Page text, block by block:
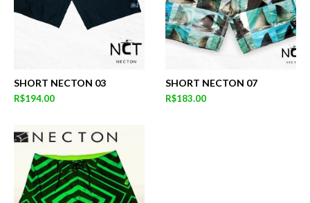
SHORT NECTON 03
R$194.00
SHORT NECTON 07
R$183.00